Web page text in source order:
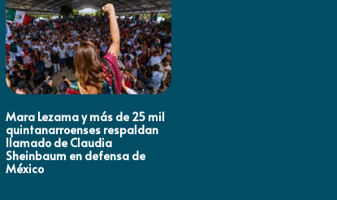
Mara Lezama y más de 25 mil
quintanarroenses respaldan
llamado de Claudia
Sheinbaum en defensa de
México